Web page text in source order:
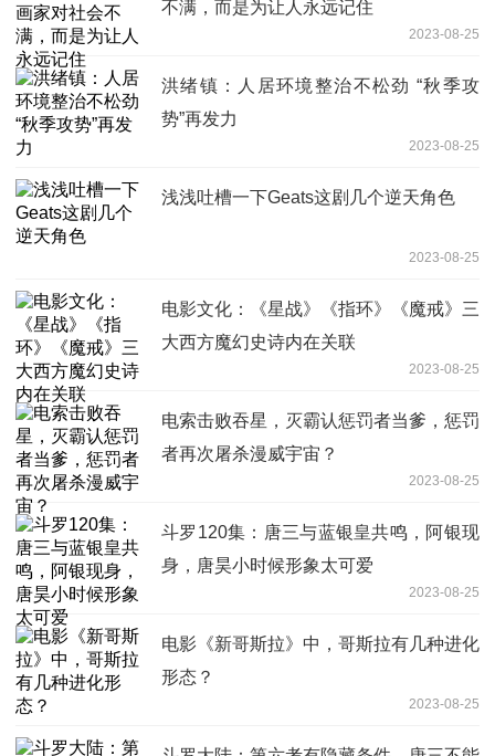
不满，而是为让人永远记住
2023-08-25
洪绪镇：人居环境整治不松劲 “秋季攻
势”再发力
2023-08-25
浅浅吐槽一下Geats这剧几个逆天角色
2023-08-25
电影文化：《星战》《指环》《魔戒》三
大西方魔幻史诗内在关联
2023-08-25
电索击败吞星，灭霸认惩罚者当爹，惩罚
者再次屠杀漫威宇宙？
2023-08-25
斗罗120集：唐三与蓝银皇共鸣，阿银现
身，唐昊小时候形象太可爱
2023-08-25
电影《新哥斯拉》中，哥斯拉有几种进化
形态？
2023-08-25